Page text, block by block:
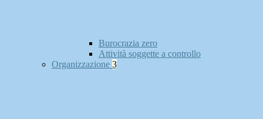
Burocrazia zero
Attività soggette a controllo
Organizzazione 3